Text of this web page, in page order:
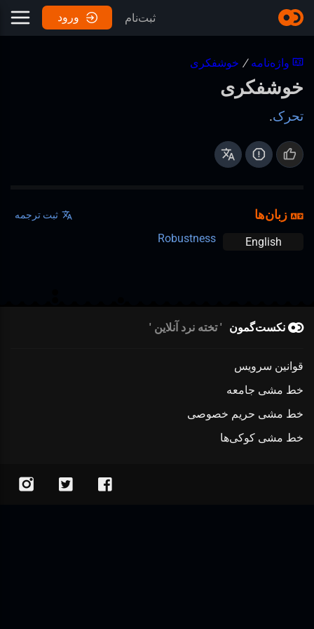
ثبت‌نام ورود
واژه‌نامه / خوشفکری
خوشفکری
تحرک.
زبان‌ها ثبت ترجمه
English
Robustness
نکست‌گمون تخته نرد آنلاین
قوانین سرویس
خط مشی جامعه
خط مشی حریم خصوصی
خط مشی کوکی‌ها